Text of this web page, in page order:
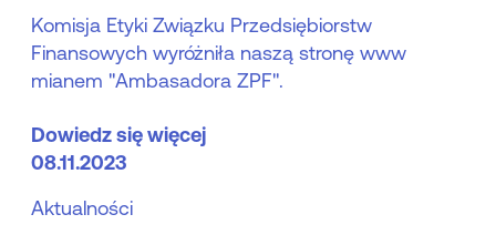
Komisja Etyki Związku Przedsiębiorstw
Finansowych wyróżniła naszą stronę www
mianem "Ambasadora ZPF".
Dowiedz się więcej
08.11.2023
Aktualności